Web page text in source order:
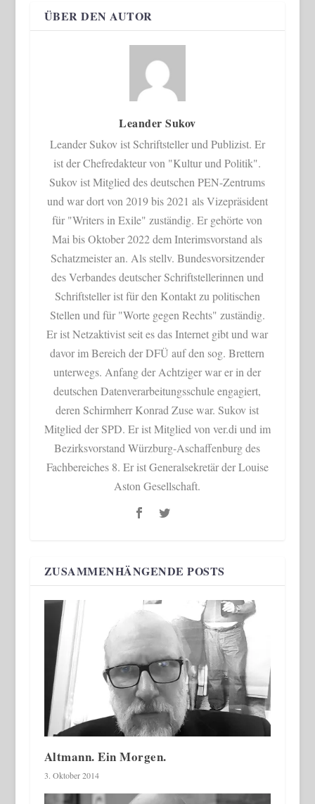
ÜBER DEN AUTOR
Leander Sukov
Leander Sukov ist Schriftsteller und Publizist. Er
ist der Chefredakteur von "Kultur und Politik".
Sukov ist Mitglied des deutschen PEN-Zentrums
und war dort von 2019 bis 2021 als Vizepräsident
für "Writers in Exile" zuständig. Er gehörte von
Mai bis Oktober 2022 dem Interimsvorstand als
Schatzmeister an. Als stellv. Bundesvorsitzender
des Verbandes deutscher Schriftstellerinnen und
Schriftsteller ist für den Kontakt zu politischen
Stellen und für "Worte gegen Rechts" zuständig.
Er ist Netzaktivist seit es das Internet gibt und war
davor im Bereich der DFÜ auf den sog. Brettern
unterwegs. Anfang der Achtziger war er in der
deutschen Datenverarbeitungsschule engagiert,
deren Schirmherr Konrad Zuse war. Sukov ist
Mitglied der SPD. Er ist Mitglied von ver.di und im
Bezirksvorstand Würzburg-Aschaffenburg des
Fachbereiches 8. Er ist Generalsekretär der Louise
Aston Gesellschaft.
ZUSAMMENHÄNGENDE POSTS
Altmann. Ein Morgen.
3. Oktober 2014